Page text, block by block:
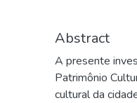
Abstract
A presente
Patrimônio
cultural da